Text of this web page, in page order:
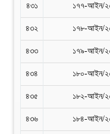
৪৩১ ১৭৭-আইন/
৪৩২ ১৭৮-আইন/
৪৩৩ ১৭৯-আইন/
৪৩৪ ১৮০-আইন/
৪৩৫ ১৮২-আইন/
৪৩৬ ১৮৪-আইন/